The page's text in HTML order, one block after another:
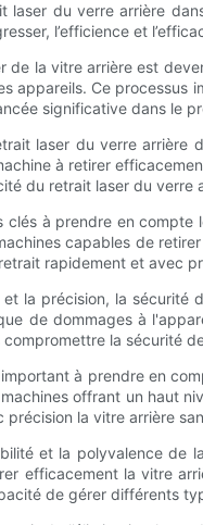
laser du verre arrière
l’efficience et
de la vitre arrière est
appareils. Ce processus
significative dans le
laser du verre arrière
à retirer
du retrait laser du
clés à prendre en
capables de
rapidement et avec
la précision, la sécurité
de dommages à
la sécurité
à prendre en
offrant un haut
précision la vitre arrière
et la polyvalence de
efficacement la vitre
de gérer différents